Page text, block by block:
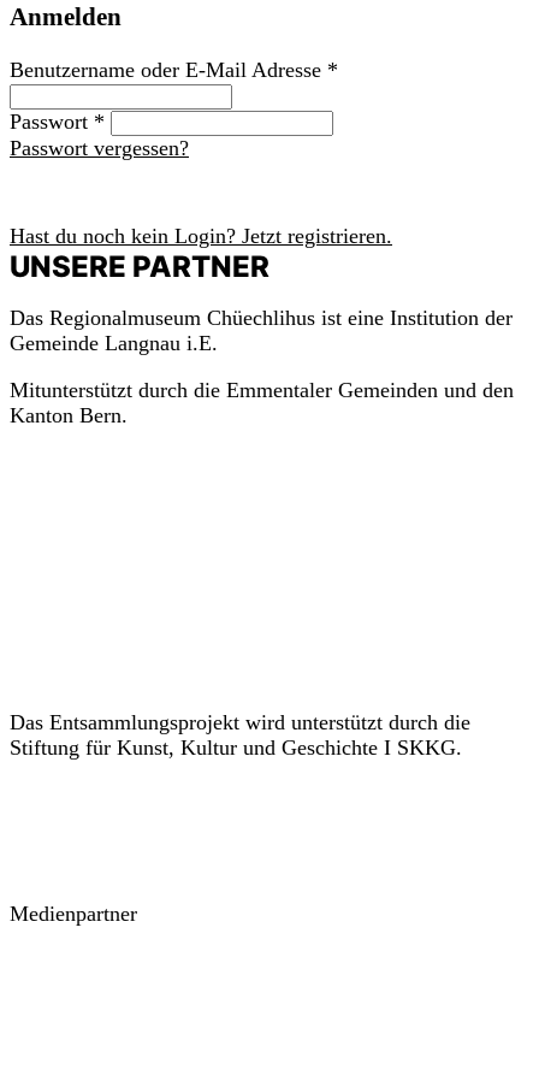
Anmelden
Benutzername oder E-Mail Adresse *
Passwort *
Passwort vergessen?
Hast du noch kein Login? Jetzt registrieren.
UNSERE PARTNER
Das Regionalmuseum Chüechlihus ist eine Institution der
Gemeinde Langnau i.E.
Mitunterstützt durch die Emmentaler Gemeinden und den
Kanton Bern.
Das Entsammlungsprojekt wird unterstützt durch die
Stiftung für Kunst, Kultur und Geschichte I SKKG.
Medienpartner